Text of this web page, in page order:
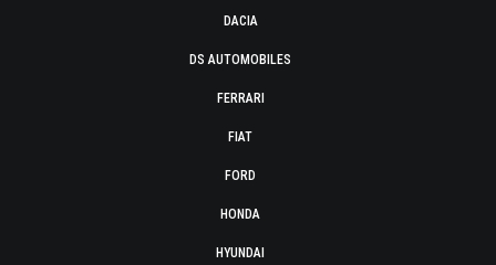
DACIA
DS AUTOMOBILES
FERRARI
FIAT
FORD
HONDA
HYUNDAI